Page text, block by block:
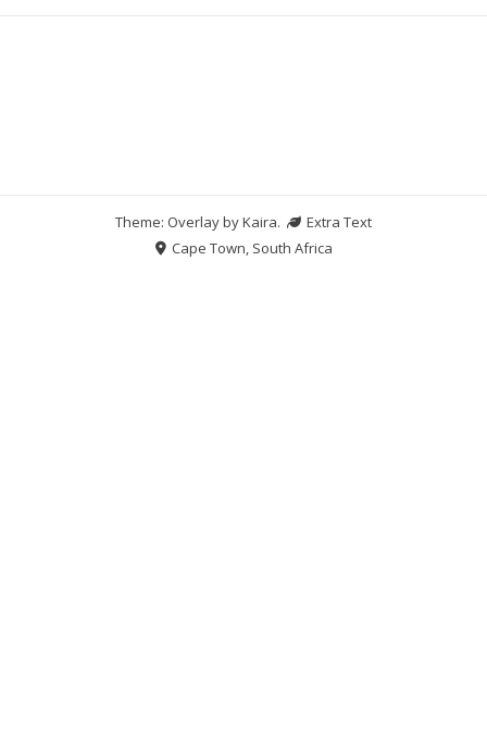
Theme: Overlay byKaira.
Extra Text
Cape Town, South Africa